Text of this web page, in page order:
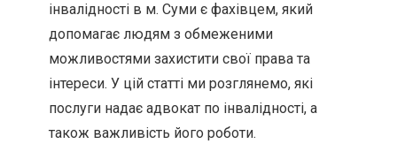
інвалідності в м. Суми є фахівцем, який
допомагає людям з обмеженими
можливостями захистити свої права та
інтереси. У цій статті ми розглянемо, які
послуги надає адвокат по інвалідності, а
також важливість його роботи.